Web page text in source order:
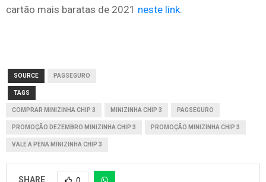
cartão mais baratas de 2021 neste link.
SOURCE PAGSEGURO
TAGS
COMPRAR MINIZINHA CHIP 3 MINIZINHA CHIP 3 PAGSEGURO
PROMOÇÃO DEZEMBRO MINIZINHA CHIP 3 PROMOÇÃO MINIZINHA CHIP 3
VALE A PENA MINIZINHA CHIP 3
SHARE